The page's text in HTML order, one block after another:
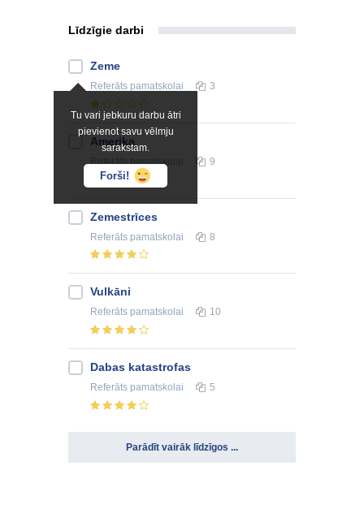
Līdzīgie darbi
Tu vari jebkuru darbu ātri
pievienot savu vēlmju
sarakstam.
Forši!
Zeme
Referāts pamatskolai 3
Amerika
Referātspamatskolai 9
Zemestrīces
Referāts pamatskolai 8
Vulkāni
Referāts pamatskolai 10
Dabas katastrofas
Referāts pamatskolai 5
Parādīt vairāk līdzīgos ...